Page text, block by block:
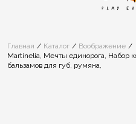
Главная Каталог
Воображение
Martinelia, Мечты единорога, Набор
бальзамов для губ, румяна,